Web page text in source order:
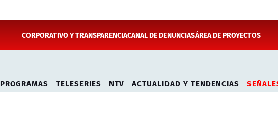
CORPORATIVO Y TRANSPARENCIACANAL DE DENUNCIASÁREA DE PROYECTOS
PROGRAMAS TELESERIES NTV ACTUALIDAD Y TENDENCIAS